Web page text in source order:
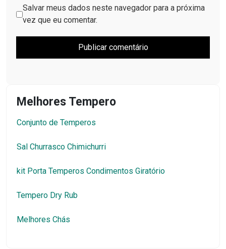
Salvar meus dados neste navegador para a próxima
vez que eu comentar.
Melhores Tempero
Conjunto de Temperos
Sal Churrasco Chimichurri
kit Porta Temperos Condimentos Giratório
Tempero Dry Rub
Melhores Chás